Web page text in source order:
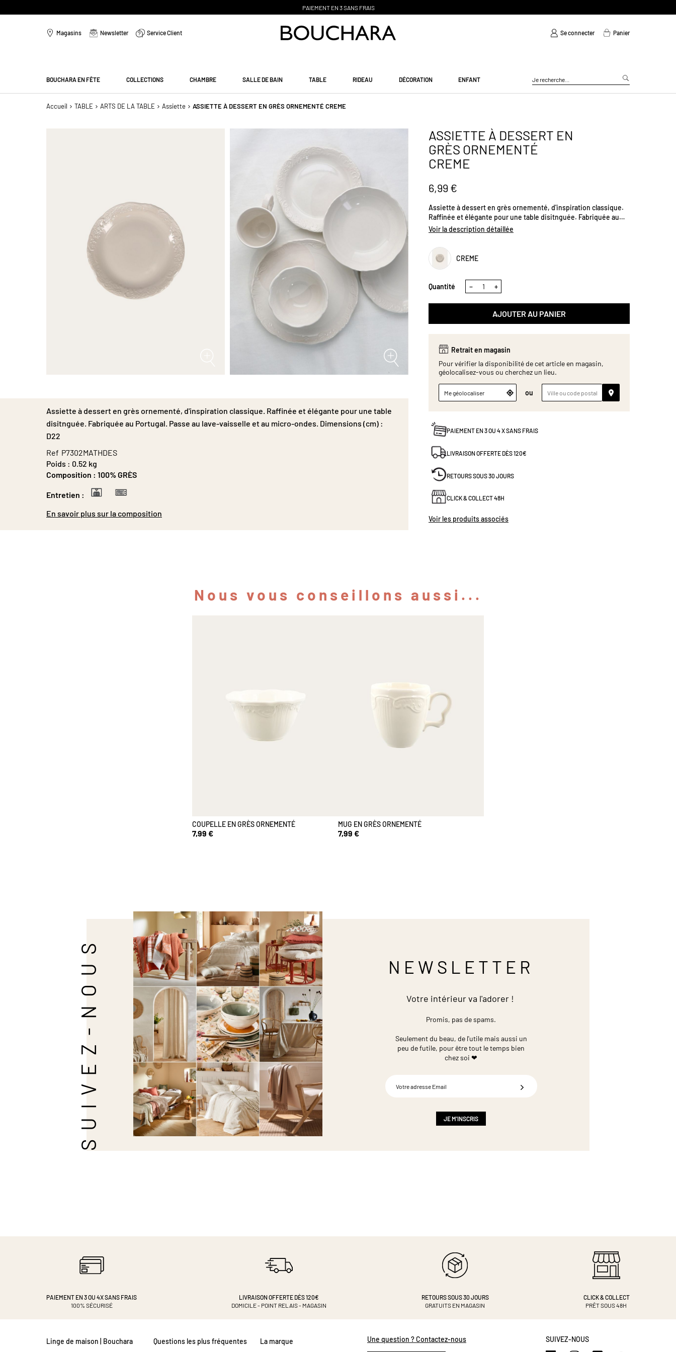
PAIEMENT EN 3 SANS FRAIS
Magasins Newsletter Service Client Se connecter Panier
BOUCHARA EN FÊTE COLLECTIONS CHAMBRE SALLE DE BAIN TABLE RIDEAU DÉCORATION ENFANT
Accueil TABLE ARTS DE LA TABLE Assiette ASSIETTE À DESSERT EN GRÈS ORNEMENTÉ CREME
de
Galerie
d’images
ASSIETTE À DESSERT EN
GRÈS ORNEMENTÉ
CREME
6,99 €
Assiette à dessert en grès ornementé, d'inspiration classique.
Raffinée et élégante pour une table disitnguée. Fabriquée au
Portugal. Passe au lave-vaisselle et au micro-ondes.
Dimensions (cm) : D22
Voir la description détaillée
CREME
Quantité − +
AJOUTER AU PANIER
Retrait en magasin
Pour vérifier la disponibilité de cet article en magasin,
géolocalisez-vous ou cherchez un lieu.
Me géolocaliser ou
PAIEMENT EN 3 OU 4 X SANS FRAIS
LIVRAISON OFFERTE DÈS 120€
RETOURS SOUS 30 JOURS
CLICK & COLLECT 48H
Voir les produits associés
Assiette à dessert en grès ornementé, d'inspiration classique. Raffinée et élégante pour une table
disitnguée. Fabriquée au Portugal. Passe au lave-vaisselle et au micro-ondes. Dimensions (cm) :
D22
Ref P7302MATHDES
Poids : 0.52 kg
Composition : 100% GRÈS
Entretien :
En savoir plus sur la composition
Nous vous conseillons aussi...
COUPELLE EN GRÈS ORNEMENTÉ
7,99 €
MUG EN GRÈS ORNEMENTÉ
7,99 €
SUIVEZ-NOUS NEWSLETTER
Votre intérieur va l'adorer !
Promis, pas de spams.
Seulement du beau, de l'utile mais aussi un
peu de futile, pour être tout le temps bien
chez soi ❤
JE M'INSCRIS
PAIEMENT EN 3 OU 4XSANS FRAIS
100% SÉCURISÉ
LIVRAISON OFFERTE DÈS 120€
DOMICILE - POINT RELAIS - MAGASIN
RETOURS SOUS 30 JOURS
GRATUITS EN MAGASIN
CLICK & COLLECT
PRÊT SOUS 48H
Une question ? Contactez-nous
Linge de maison | Bouchara
Questions les plus fréquentes
La marque
SUIVEZ-NOUS